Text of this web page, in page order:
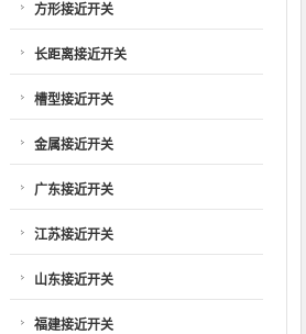
方形接近开关
长距离接近开关
槽型接近开关
金属接近开关
广东接近开关
江苏接近开关
山东接近开关
福建接近开关